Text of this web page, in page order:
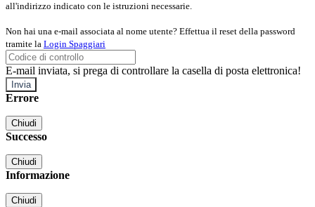
all'indirizzo indicato con le istruzioni necessarie.
Non hai una e-mail associata al nome utente? Effettua il reset della password
tramite la Login Spaggiari
E-mail inviata, si prega di controllare la casella di posta elettronica!
Errore
Chiudi
Successo
Chiudi
Informazione
Chiudi